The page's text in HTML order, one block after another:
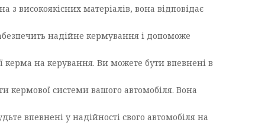
з високоякісних матеріалів, вона відповідає
надійне кермування і допоможе
керма на керування. Ви можете бути впевнені в
кермової системи вашого автомобіля. Вона
впевнені у надійності свого автомобіля на